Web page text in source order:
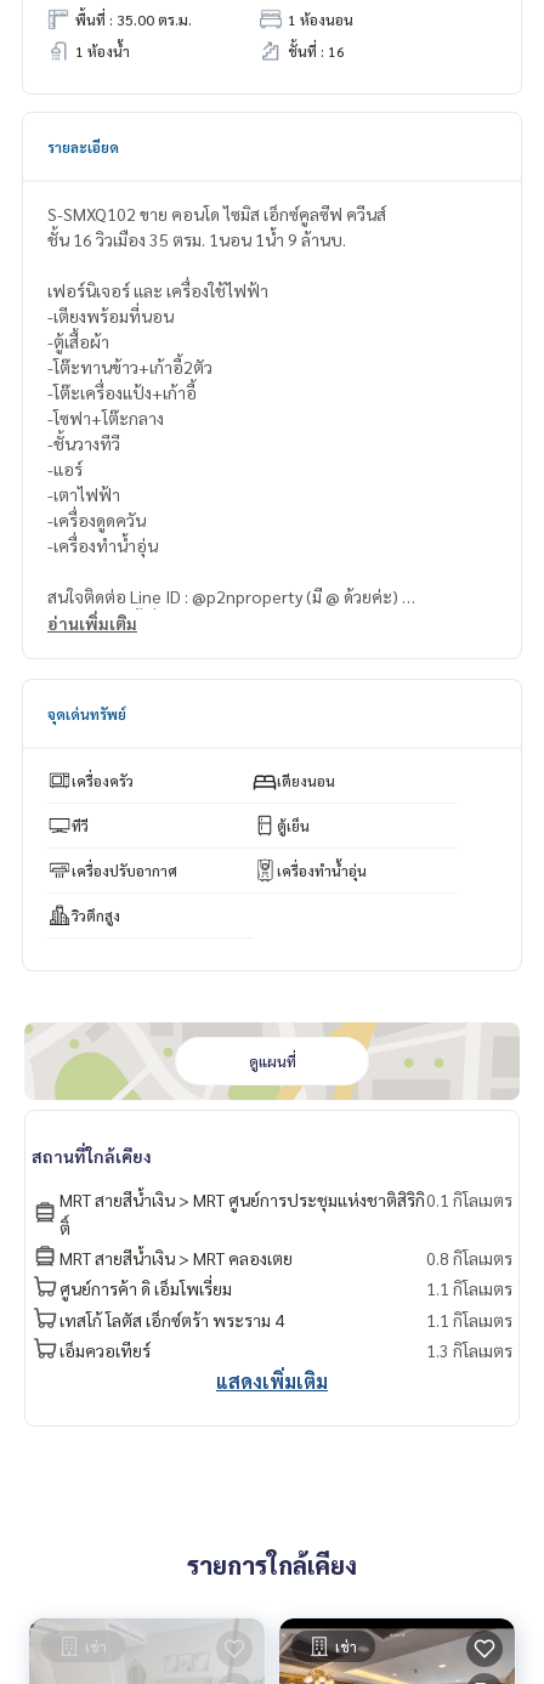
พื้นที่ : 35.00 ตร.ม.
1 ห้องนอน
1 ห้องน้ำ
ชั้นที่ : 16
รายละเอียด
S-SMXQ102 ขาย คอนโด ไซมิส เอ็กซ์คูลซีฟ ควีนส์
ชั้น 16 วิวเมือง 35 ตรม. 1นอน 1น้ำ 9 ล้านบ.
เฟอร์นิเจอร์ และ เครื่องใช้ไฟฟ้า
-เตียงพร้อมที่นอน
-ตู้เสื้อผ้า
-โต๊ะทานข้าว+เก้าอี้2ตัว
-โต๊ะเครื่องแป้ง+เก้าอี้
-โซฟา+โต๊ะกลาง
-ชั้นวางทีวี
-แอร์
-เตาไฟฟ้า
-เครื่องดูดควัน
-เครื่องทำน้ำอุ่น
สนใจติดต่อ Line ID : @p2nproperty (มี @ ด้วยค่ะ)
หรือ กดลิ้งค์นี้เพื่อแอดไลน์ :
perty.com
** รับฝาก ขาย-เช่า คอนโด บ้าน ที่ดิน และอสังหาริมทรัพย์ทุกชนิ
อ่านเพิ่มเติม
จุดเด่นทรัพย์
เครื่องครัว เตียงนอน
ทีวี ตู้เย็น
เครื่องปรับอากาศ เครื่องทำน้ำอุ่น
วิวตึกสูง
ดูแผนที่
สถานที่ใกล้เคียง
MRT สายสีน้ำเงิน > MRT ศูนย์การประชุมแห่งชาติสิริกิ
ติ์
0.1 กิโลเมตร
MRT สายสีน้ำเงิน > MRT คลองเตย
0.8 กิโลเมตร
ศูนย์การค้า ดิ เอ็มโพเรี่ยม
1.1 กิโลเมตร
เทสโก้ โลตัส เอ็กซ์ตร้า พระราม 4
1.1 กิโลเมตร
เอ็มควอเทียร์
1.3 กิโลเมตร
แสดงเพิ่มเติม
รายการใกล้เคียง
เช่า เช่า